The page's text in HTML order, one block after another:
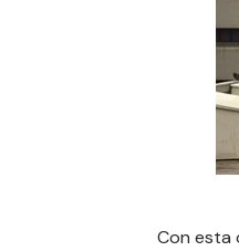
Con esta